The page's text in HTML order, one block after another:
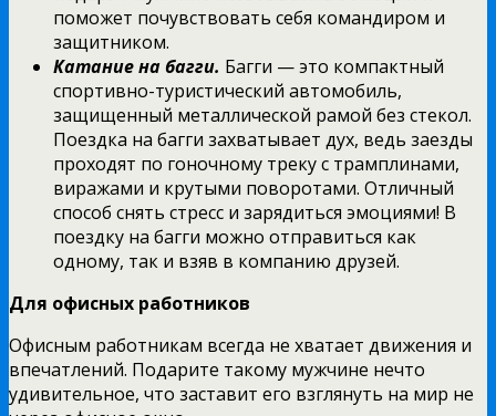
поможет почувствовать себя командиром и
защитником.
Катание на багги. Багги — это компактный
спортивно-туристический автомобиль,
защищенный металлической рамой без стекол.
Поездка на багги захватывает дух, ведь заезды
проходят по гоночному треку с трамплинами,
виражами и крутыми поворотами. Отличный
способ снять стресс и зарядиться эмоциями! В
поездку на багги можно отправиться как
одному, так и взяв в компанию друзей.
Для офисных работников
Офисным работникам всегда не хватает движения и
впечатлений. Подарите такому мужчине нечто
удивительное, что заставит его взглянуть на мир не